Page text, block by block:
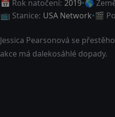
📅 Rok natočení: 2019 🌎
📺 Stanice: USA Network 🎬
Jessica Pearsonová se
akce má dalekosáhlé dopady.